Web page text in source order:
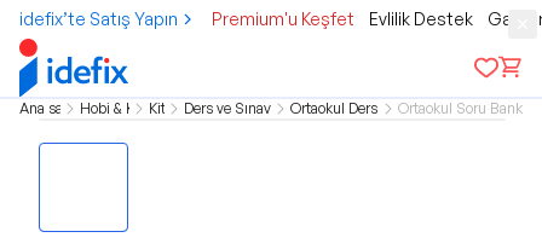
idefix’te Satış Yapın Premium'u Keşfet Evlilik Destek
Ana sayfaHobi & KültürKitap Ders ve Sınav KitaplarıOrtaokul Ders KitaplarıOrtaokul Soru